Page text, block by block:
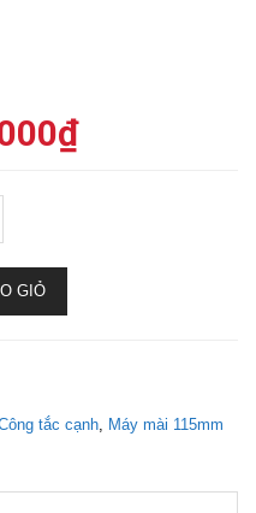
₫
GIỎ
tắc cạnh, Máy mài 115mm